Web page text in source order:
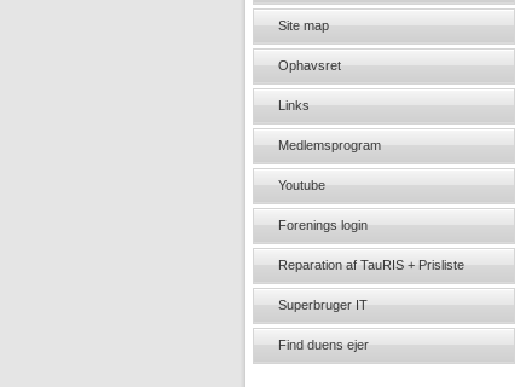
Site map
Ophavsret
Links
Medlemsprogram
Youtube
Forenings login
Reparation af TauRIS + Prisliste
Superbruger IT
Find duens ejer